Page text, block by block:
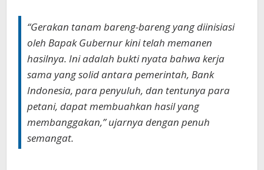
“Gerakan tanam bareng-bareng yang diinisiasi
oleh Bapak Gubernur kini telah memanen
hasilnya. Ini adalah bukti nyata bahwa kerja
sama yang solid antara pemerintah, Bank
Indonesia, para penyuluh, dan tentunya para
petani, dapat membuahkan hasil yang
membanggakan,” ujarnya dengan penuh
semangat.